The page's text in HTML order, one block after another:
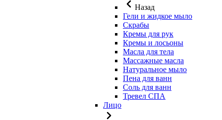
Назад
Гели и жидкое мыло
Скрабы
Кремы для рук
Кремы и лосьоны
Масла для тела
Массажные масла
Натуральное мыло
Пена для ванн
Соль для ванн
Тревел СПА
Лицо